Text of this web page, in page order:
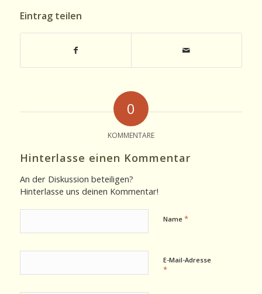
Eintrag teilen
0
KOMMENTARE
Hinterlasse einen Kommentar
An der Diskussion beteiligen?
Hinterlasse uns deinen Kommentar!
Name *
E-Mail-Adresse
*